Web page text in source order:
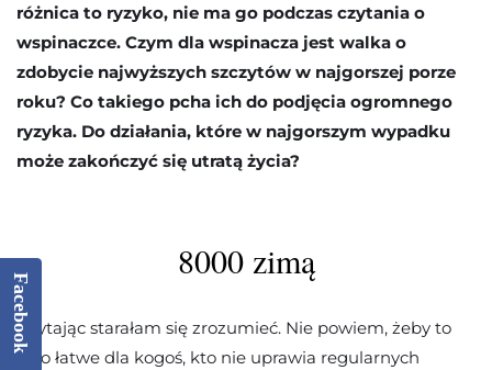
różnica to ryzyko, nie ma go podczas czytania o
wspinaczce. Czym dla wspinacza jest walka o
zdobycie najwyższych szczytów w najgorszej porze
roku? Co takiego pcha ich do podjęcia ogromnego
ryzyka. Do działania, które w najgorszym wypadku
może zakończyć się utratą życia?
8000 zimą
Czytając starałam się zrozumieć. Nie powiem, żeby to
było łatwe dla kogoś, kto nie uprawia regularnych
Facebook